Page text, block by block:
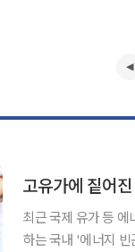
고유가에 짙어
최근 국제 유가 등
하는 국내 '에너지 빈곤층'